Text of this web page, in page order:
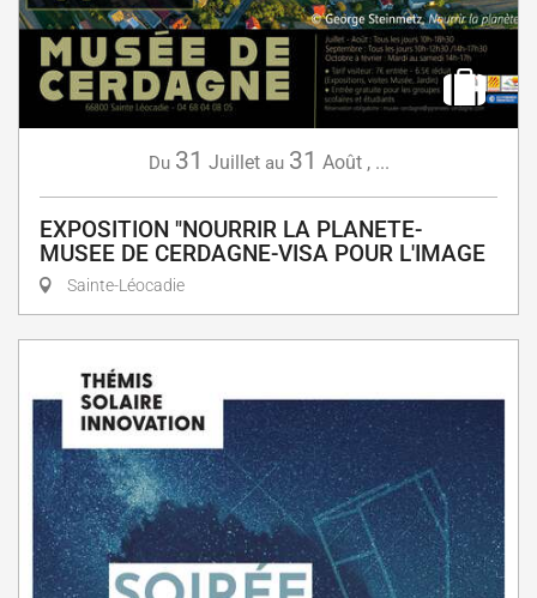
Du 31 Juillet au 31 Août, ...
EXPOSITION "NOURRIR LA PLANETE-
MUSEE DE CERDAGNE-VISA POUR L'IMAGE
Sainte-Léocadie